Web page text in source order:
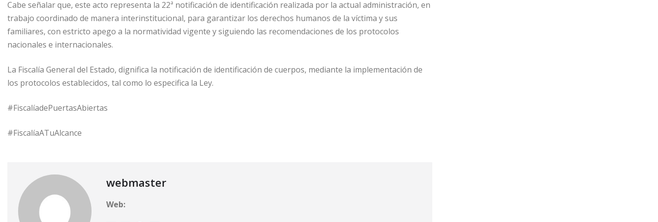
Cabe señalar que, este acto representa la 22ª notificación de identificación realizada por la actual administración, en
trabajo coordinado de manera interinstitucional, para garantizar los derechos humanos de la víctima y sus
familiares, con estricto apego a la normatividad vigente y siguiendo las recomendaciones de los protocolos
nacionales e internacionales.
La Fiscalía General del Estado, dignifica la notificación de identificación de cuerpos, mediante la implementación de
los protocolos establecidos, tal como lo especifica la Ley.
#FiscalíadePuertasAbiertas
#FiscalíaATuAlcance
webmaster
Web: